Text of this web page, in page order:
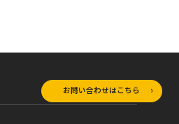
お問い合わせはこちら